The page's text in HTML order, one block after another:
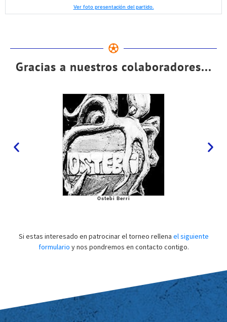
Ver foto presentación del partido.
Gracias a nuestros colaboradores...
Ostebi Berri
Si estas interesado en patrocinar el torneo rellena el siguiente
formulario y nos pondremos en contacto contigo.